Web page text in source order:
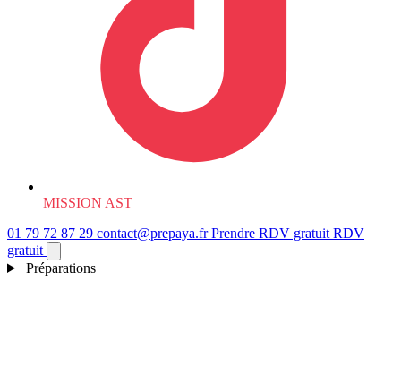
MISSION AST
01 79 72 87 29 contact@prepaya.frPrendre RDV gratuit RDV
gratuit
Préparations